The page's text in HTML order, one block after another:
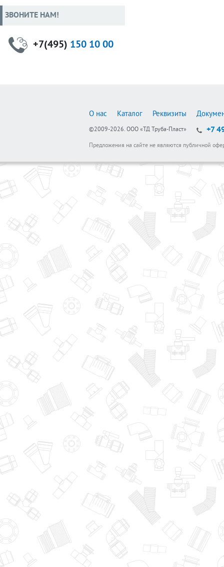
ЗВОНИТЕ НАМ!
+7(495) 150 10 00
О нас Каталог Реквизиты
©2009-2026. ООО «ТД Труба-Пласт» +7
Предложения на сайте не являются публичной